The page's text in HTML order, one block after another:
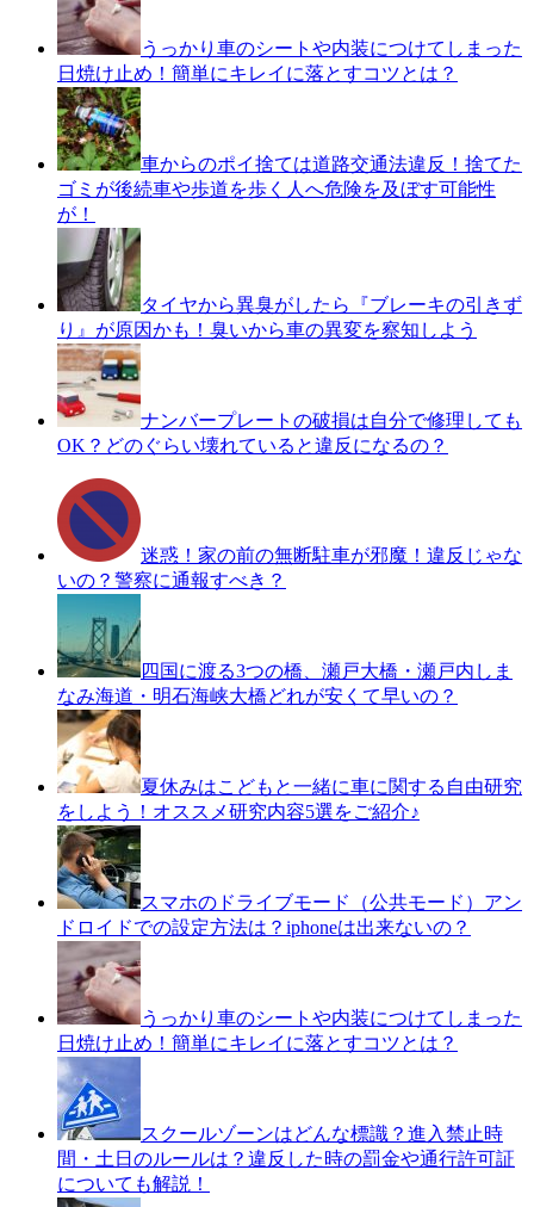
うっかり車のシートや内装につけてしまった
日焼け止め！簡単にキレイに落とすコツとは？
車からのポイ捨ては道路交通法違反！捨てた
ゴミが後続車や歩道を歩く人へ危険を及ぼす可能性
が！
タイヤから異臭がしたら『ブレーキの引きず
り』が原因かも！臭いから車の異変を察知しよう
ナンバープレートの破損は自分で修理しても
OK？どのぐらい壊れていると違反になるの？
迷惑！家の前の無断駐車が邪魔！違反じゃな
いの？警察に通報すべき？
四国に渡る3つの橋、瀬戸大橋・瀬戸内しま
なみ海道・明石海峡大橋どれが安くて早いの？
夏休みはこどもと一緒に車に関する自由研究
をしよう！オススメ研究内容5選をご紹介♪
スマホのドライブモード（公共モード）アン
ドロイドでの設定方法は？iphoneは出来ないの？
うっかり車のシートや内装につけてしまった
日焼け止め！簡単にキレイに落とすコツとは？
スクールゾーンはどんな標識？進入禁止時
間・土日のルールは？違反した時の罰金や通行許可証
についても解説！